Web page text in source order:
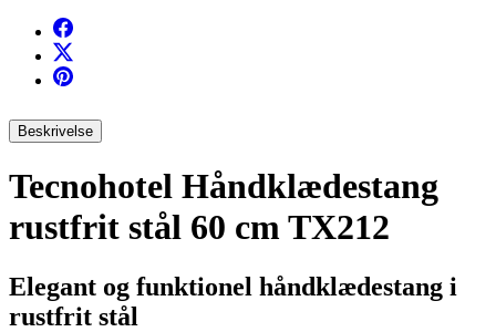
Beskrivelse
Tecnohotel Håndklædestang
rustfrit stål 60 cm TX212
Elegant og funktionel håndklædestang i
rustfrit stål